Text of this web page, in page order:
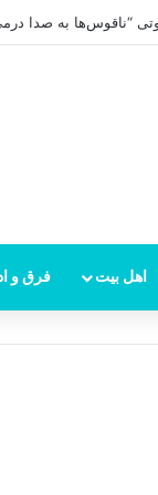
کجا ظهور می‌کند؟ محل
اهل بیت فرق و